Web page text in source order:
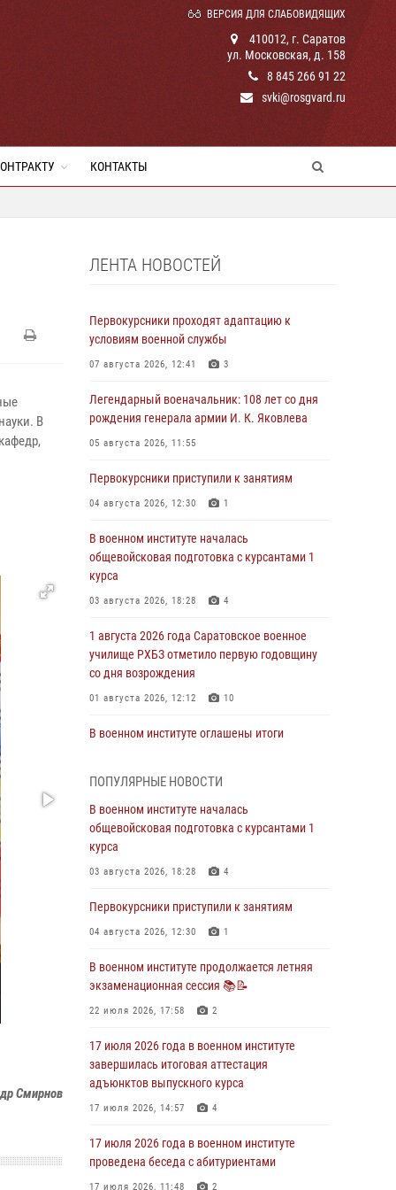
ВЕРСИЯ ДЛЯ СЛАБОВИДЯЩИХ
410012, г. Саратов
ул. Московская, д. 158
8 845 266 91 22
svki@rosgvard.ru
КОНТАКТЫ
В
Смирнов
ЛЕНТА НОВОСТЕЙ
Первокурсники проходят адаптацию к
условиям военной службы
07 августа 2026, 12:41 3
Легендарный военачальник: 108 лет со дня
рождения генерала армии И. К. Яковлева
05 августа 2026, 11:55
Первокурсники приступили к занятиям
04 августа 2026, 12:30 1
В военном институте началась
общевойсковая подготовка с курсантами 1
курса
03 августа 2026, 18:28 4
1 августа 2026 года Саратовское военное
училище РХБЗ отметило первую годовщину
со дня возрождения
01 августа 2026, 12:12 10
В военном институте оглашены итоги
31 июля 2026, 12:08 5
29 июля 2026 года в военном институте
состоялась церемония приведения
военнослужащих к Военной присяге
29 июля 2026, 06:45 2
29 июля 2026 года курсанты военного
института успешно сдали экзамен по
29 июля 2026, 06:41 6
28 июля 2026 года в военном институте
молебен
28 июля 2026, 13:39 7
В военном институте завершается летняя
28 июля 2026, 10:41 1
ПОПУЛЯРНЫЕ НОВОСТИ
В военном институте началась
общевойсковая подготовка с курсантами 1
курса
03 августа 2026, 18:28 4
Первокурсники приступили к занятиям
04 августа 2026, 12:30 1
В военном институте продолжается летняя
экзаменационная сессия 📚📝
22 июля 2026, 17:58 2
17 июля 2026 года в военном институте
завершилась итоговая аттестация
адъюнктов выпускного курса
17 июля 2026, 14:57 4
17 июля 2026 года в военном институте
проведена беседа с абитуриентами
17 июля 2026, 11:48 2